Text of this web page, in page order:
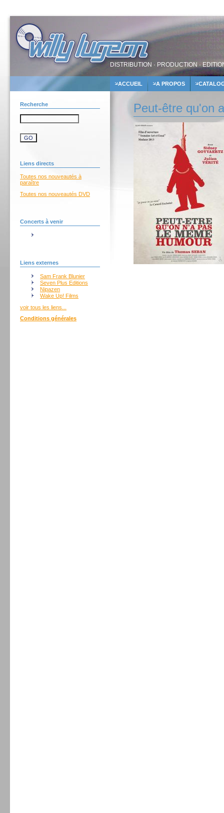
DISTRIBUTION · PRODUCTION ·
ACCUEIL A PROPOS
Recherche
Liens directs
Toutes nos nouveautés à
paraître
Toutes nos nouveautés DVD
Concerts à venir
Liens externes
Sam Frank Blunier
Seven Plus Editions
Nipazen
Wake Up! Films
voir tous les liens...
Conditions générales
Peut-être qu'on